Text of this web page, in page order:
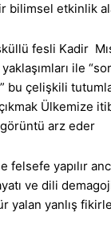
bilimsel etkinlik
fesli Kadir
yaklaşımları ile
bu çelişkili
Ülkemize
arz eder
felsefe yapılır
ve dili
yalan yanlış